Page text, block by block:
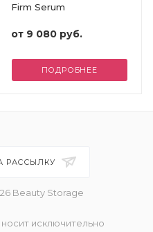
Firm Serum
от 9 080 руб.
ПОДРОБНЕЕ
РАССЫЛКУ
Beauty Storage
исключительно